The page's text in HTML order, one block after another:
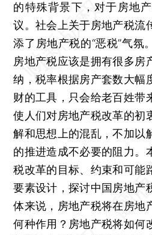
的特殊背景下，对于房地
议。社会上关于房地产税流
添了房地产税的“恶税”气氛
房地产税应该是拥有很多房
纳，税率根据房产套数大幅
财的工具，只会给老百姓带
使人们对房地产税改革的初
解和思想上的混乱，不加以
的推进造成不必要的阻力。
税改革的目标、约束和可能
要素设计，探讨中国房地产
体来说，房地产税将在房地
何种作用？房地产税将如何